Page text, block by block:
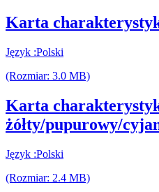
Karta
Język :Polski
(Rozmiar: 3.0 MB)
Karta
żółty/pupurowy/
Język :Polski
(Rozmiar: 2.4 MB)